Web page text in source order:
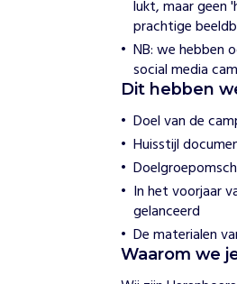
e
n
L
H
o
e
w
i
j
h
e
l
p
e
lukt, maar geen
prachtige
NB: we hebben
social media
Dit hebben
Doel van de
Huisstijl
In het voorjaar
gelanceerd
De materialen
Waarom we